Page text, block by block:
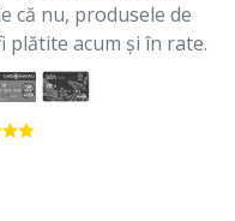
că nu, produsele de
acum și în rate.